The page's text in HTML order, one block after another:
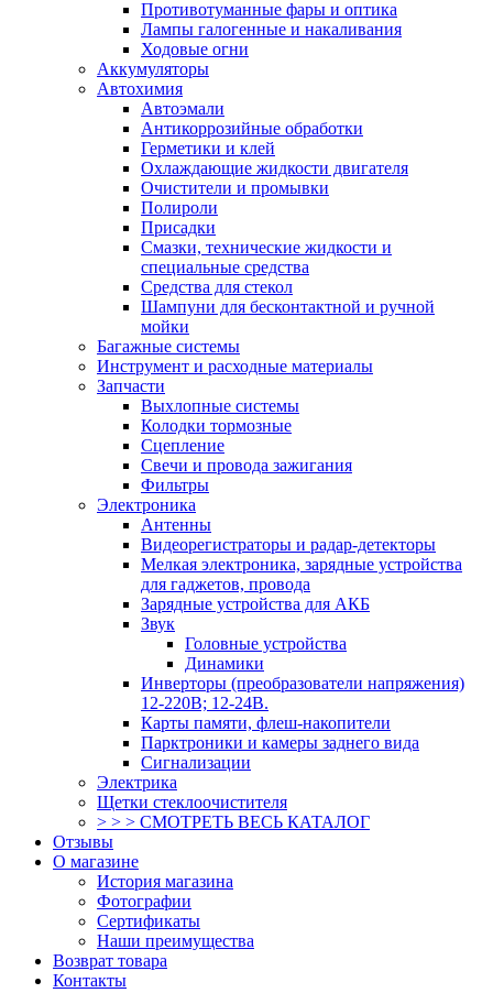
Противотуманные фары и оптика
Лампы галогенные и накаливания
Ходовые огни
Аккумуляторы
Автохимия
Автоэмали
Антикоррозийные обработки
Герметики и клей
Охлаждающие жидкости двигателя
Очистители и промывки
Полироли
Присадки
Смазки, технические жидкости и
специальные средства
Средства для стекол
Шампуни для бесконтактной и ручной
мойки
Багажные системы
Инструмент и расходные материалы
Запчасти
Выхлопные системы
Колодки тормозные
Сцепление
Свечи и провода зажигания
Фильтры
Электроника
Антенны
Видеорегистраторы и радар-детекторы
Мелкая электроника, зарядные устройства
для гаджетов, провода
Зарядные устройства для АКБ
Звук
Головные устройства
Динамики
Инверторы (преобразователи напряжения)
12-220В; 12-24В.
Карты памяти, флеш-накопители
Парктроники и камеры заднего вида
Сигнализации
Электрика
Щетки стеклоочистителя
> > > СМОТРЕТЬ ВЕСЬ КАТАЛОГ
Отзывы
О магазине
История магазина
Фотографии
Сертификаты
Наши преимущества
Возврат товара
Контакты